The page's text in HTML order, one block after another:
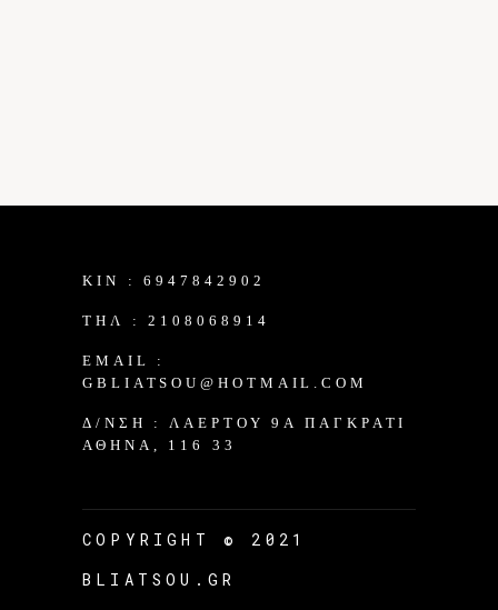
KIN :6947842902
TΗΛ :2108068914
EMAIL :
GBLIATSOU@HOTMAIL.COM
Δ/ΝΣΗ :ΛΑΈΡΤΟΥ 9Α ΠΑΓΚΡΆΤΙ
ΑΘΉΝΑ, 116 33
COPYRIGHT © 2021
BLIATSOU.GR